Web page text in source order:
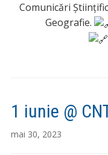
Comunicări
Geografie.
1 iunie @
mai 30, 2023